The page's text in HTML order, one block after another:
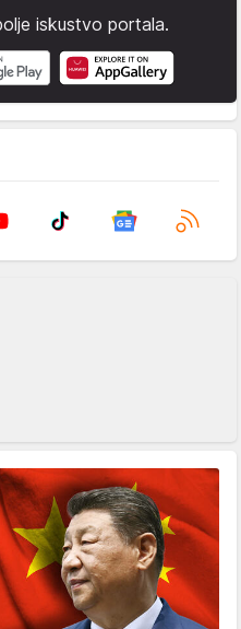
iskustvo portala.